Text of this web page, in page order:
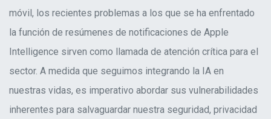
móvil, los recientes problemas a los que se ha enfrentado
la función de resúmenes de notificaciones de Apple
Intelligence sirven como llamada de atención crítica para el
sector. A medida que seguimos integrando la IA en
nuestras vidas, es imperativo abordar sus vulnerabilidades
inherentes para salvaguardar nuestra seguridad, privacidad